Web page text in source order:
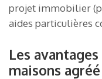
projet immobilier
aides particulières
Les
maisons